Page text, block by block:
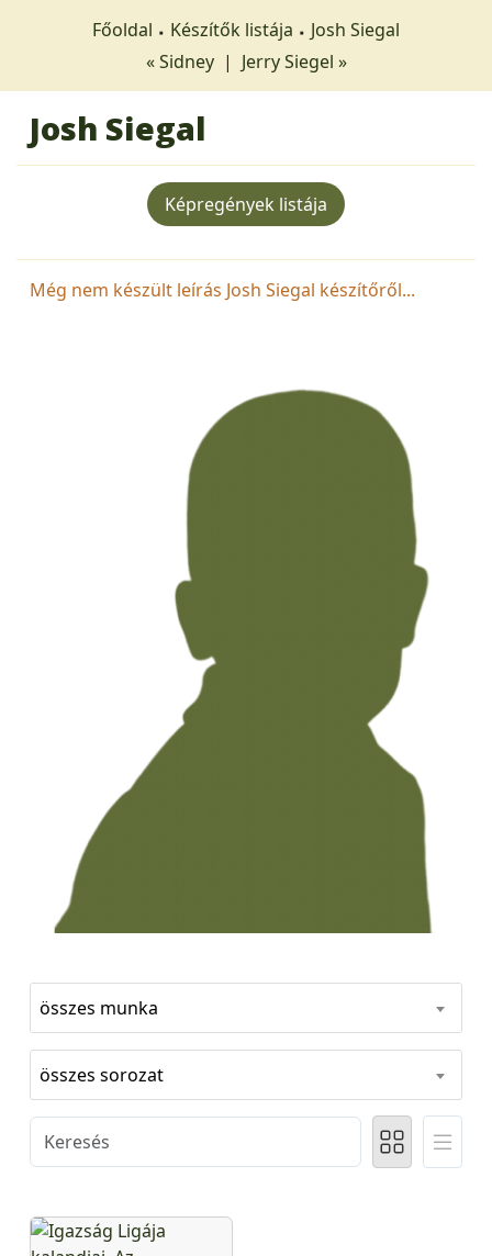
Főoldal Készítők listája
Josh Siegal
« Sidney | Jerry Siegel »
Josh Siegal
Képregények listája
Még nem készült leírás Josh Siegal készítőről...
összes munka
összes sorozat